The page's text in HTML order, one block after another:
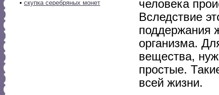
• скупка серебряных монет
человека
Вследствие
поддержания
организма.
вещества,
простые.
всей жизни.